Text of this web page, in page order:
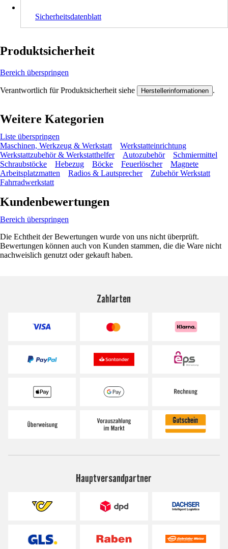
Sicherheitsdatenblatt
Produktsicherheit
Bereich überspringen
Verantwortlich für Produktsicherheit siehe Herstellerinformationen .
Weitere Kategorien
Liste überspringen
Maschinen, Werkzeug & Werkstatt
Werkstatteinrichtung
Werkstattzubehör & Werkstatthelfer
Autozubehör
Schmiermittel
Schraubstöcke
Hebezug Böcke Feuerlöscher
Magnete
Arbeitsplatzmatten
Radios & Lautsprecher
Zubehör Werkstatt
Fahrradwerkstatt
Kundenbewertungen
Bereich überspringen
Die Echtheit der Bewertungen wurde von uns nicht überprüft.
Bewertungen können auch von Kunden stammen, die die Ware nicht
nachweislich genutzt oder gekauft haben.
Zahlarten
Hauptversandpartner